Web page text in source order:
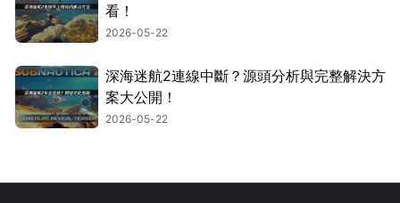
看！
2026-05-22
深海迷航2連線中斷？源頭分析與完整解決方
案大公開！
2026-05-22